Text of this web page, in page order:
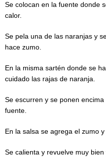
Se colocan en la fuente donde
calor.
Se pela una de las naranjas y
hace zumo.
En la misma sartén donde se
cuidado las rajas de naranja.
Se escurren y se ponen
fuente.
En la salsa se agrega el zumo y
Se calienta y revuelve muy